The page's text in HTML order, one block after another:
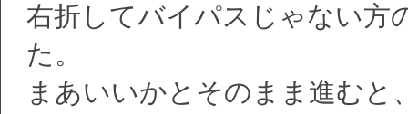
右折してバイパスじゃない方
た。
まあいいかとそのまま進むと